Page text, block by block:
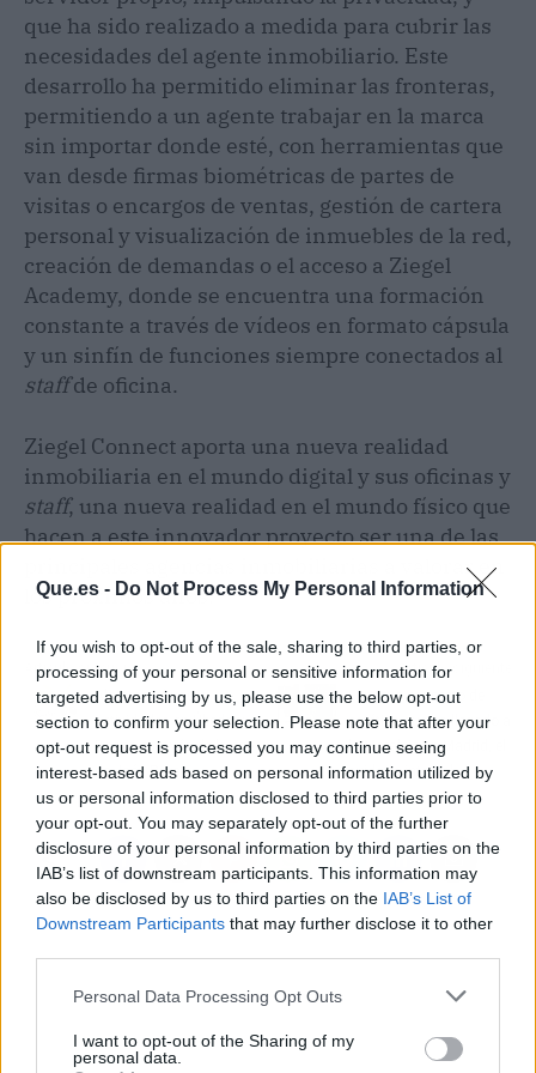
Que.es - Do Not Process My Personal Information
If you wish to opt-out of the sale, sharing to third parties, or
processing of your personal or sensitive information for
targeted advertising by us, please use the below opt-out
section to confirm your selection. Please note that after your
opt-out request is processed you may continue seeing
interest-based ads based on personal information utilized by
us or personal information disclosed to third parties prior to
your opt-out. You may separately opt-out of the further
disclosure of your personal information by third parties on the
IAB’s list of downstream participants. This information may
also be disclosed by us to third parties on the IAB’s List of
Downstream Participants that may further disclose it to other
Personal Data Processing Opt Outs
I want to opt-out of the Sharing of my
personal data.
que ha sido realizado a medida para cubrir las
necesidades del agente inmobiliario. Este
desarrollo ha permitido eliminar las fronteras,
permitiendo a un agente trabajar en la marca
sin importar donde esté, con herramientas que
van desde firmas biométricas de partes de
visitas o encargos de ventas, gestión de cartera
personal y visualización de inmuebles de la red,
creación de demandas o el acceso a Ziegel
Academy, donde se encuentra una formación
constante a través de vídeos en formato cápsula
y un sinfín de funciones siempre conectados al
staffde oficina.
Ziegel Connect aporta una nueva realidad
inmobiliaria en el mundo digital y sus oficinas y
staff, una nueva realidad en el mundo físico que
hacen a este innovador proyecto ser una de las
principales agencias inmobiliarias a valorar en
los próximos años.
Artículo anterior
Alojarse y buscar
actividades en Úbeda y
Baeza a través de la app
de Jaén Rural
Artículo siguiente
El nuevo concepto de
estética que ha llegado a
la Moraleja en Madrid, el
cuidado integral